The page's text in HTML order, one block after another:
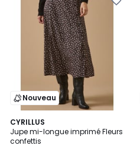
Nouveau
CYRILLUS
Jupe mi-longue imprimé Fleurs
confettis